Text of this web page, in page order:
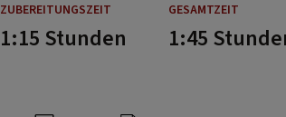
ZUBEREITUNGSZEIT GESAMTZEIT
1:15 Stunden 1:45